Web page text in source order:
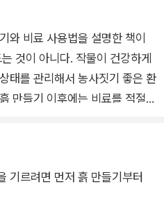
와 비료 사용법을 설명한 책이
것이 아니다. 작물이 건강하게
태를 관리해서 농사짓기 좋은 환
만들기 이후에는 비료를 적절하
다. 이 책은 텃밭 농부가 자칫
떻게 관리하고 활용하는지를 자
기르려면 먼저 흙 만들기부터